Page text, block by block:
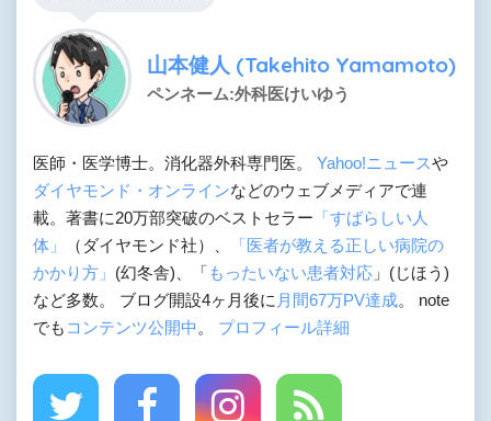
山本健人 (Takehito Yamamoto)
ペンネーム:外科医けいゆう
医師・医学博士。消化器外科専門医。 Yahoo!ニュースや
ダイヤモンド・オンラインなどのウェブメディアで連
載。著書に20万部突破のベストセラー 「すばらしい人
体」
（ダイヤモンド社）、
「医者が教える正しい病院の
かかり方」 (幻冬舎)、「 もったいない患者対応 」(じほう)
など多数。 ブログ開設4ヶ月後に 月間67万PV達成。 note
でも コンテンツ公開中 。 プロフィール詳細